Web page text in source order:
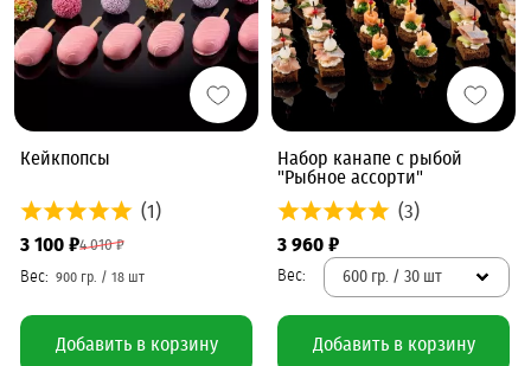
Кейкпопсы
(1)
4 010 ₽
3 100 ₽
Добавить в корзину
Набор канапе с рыбой
"Рыбное ассорти"
(3)
3 960 ₽
600 гр. / 30 шт
Добавить в корзину